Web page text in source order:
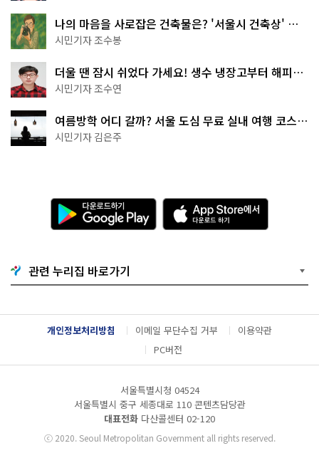
나의 마음을 사로잡은 건축물은? '서울시 건축상' 수
상작 공개!
시민기자 조수봉
더울 땐 잠시 쉬었다 가세요! 생수 냉장고부터 해피소
·무더위쉼터까지
시민기자 조수연
여름방학 어디 갈까? 서울 도심 무료 실내 여행 코스
추천
시민기자 김은주
다
운
로
기
G
o
g
l
e
l
A
p
p
e
서
다
운
드
관련 누리집 바로가기
개인정보처리방침 이메일 무단수집 거부
이용약관
PC버전
서울특별시청 04524
서울특별시 중구 세종대로 110 콘텐츠담당관
대표전화 다산콜센터 02-120
ⓒ2020. Seoul Metropolitan Government all rights reserved.